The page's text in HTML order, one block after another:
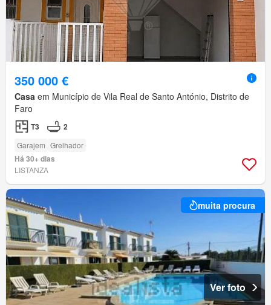
350 000 €
Casa em Município de Vila Real de Santo António, Distrito de
Faro
T3 2
Garajem Grelhador
Há 30+ dias
LISTANZA
muita procura
Ver foto